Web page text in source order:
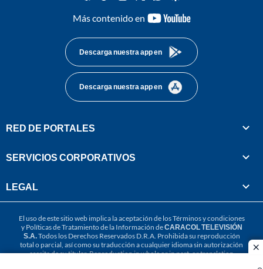
Más contenido en
youtube-
Descarga nuestra app en
Descarga nuestra app en
RED DE PORTALES
SERVICIOS CORPORATIVOS
LEGAL
El uso de este sitio web implica la aceptación de losTérminos y condiciones
y Políticas de Tratamiento de la Información deCARACOL TELEVISIÓN
S.A.Todos los Derechos Reservados D.R.A. Prohibida su reproducción
total o parcial, así como su traducción a cualquier idioma sin autorización
escrita de su titular. Reproduction in whole or in part, or translation